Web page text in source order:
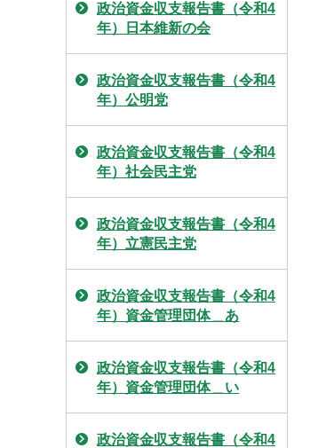
政治資金収支報告書（令和4
年）日本維新の会
政治資金収支報告書（令和4
年）公明党
政治資金収支報告書（令和4
年）社会民主党
政治資金収支報告書（令和4
年）立憲民主党
政治資金収支報告書（令和4
年）資金管理団体＿あ
政治資金収支報告書（令和4
年）資金管理団体＿い
政治資金収支報告書（令和4